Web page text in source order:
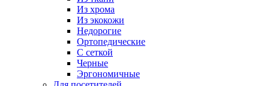
Из хрома
Из экокожи
Недорогие
Ортопедические
С сеткой
Черные
Эргономичные